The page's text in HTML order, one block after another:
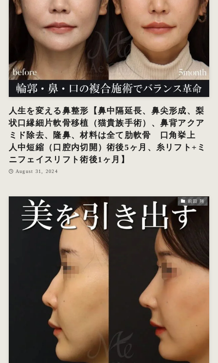
人生を変える鼻整形【鼻中隔延長、鼻尖形成、梨
状口縁細片軟骨移植（猫貴族手術）、鼻背アクア
ミド除去、隆鼻、材料は全て肋軟骨 口角挙上
人中短縮（口腔内切開）術後5ヶ月、糸リフト+ミ
ニフェイスリフト術後1ヶ月】
August 31, 2024
前田 翔